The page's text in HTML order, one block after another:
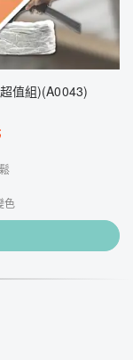
值組)(A0043)
色